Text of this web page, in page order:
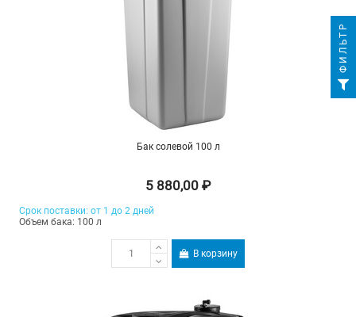
Бак солевой 100 л
5 880,00 ₽
Срок поставки: от 1 до 2 дней
Объем бака: 100 л
В корзину
ФИЛЬТР